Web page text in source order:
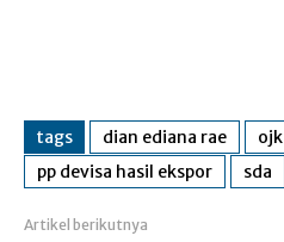
tags dian ediana rae ojk
pp devisa hasil ekspor
sda
Artikel berikutnya